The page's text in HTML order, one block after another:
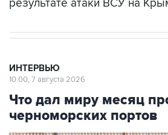
Что дал миру месяц
черноморских портов